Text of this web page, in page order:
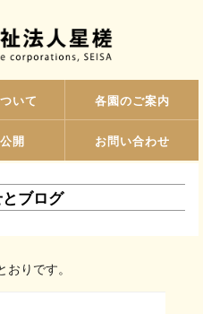
いて 各園のご案内
開 お問い合わせ
ブログ
りです。